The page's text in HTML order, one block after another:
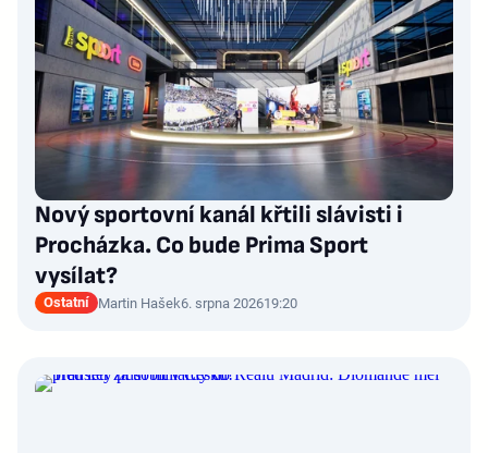
Nový sportovní kanál křtili slávisti i
Procházka. Co bude Prima Sport
vysílat?
Ostatní Martin Hašek6. srpna 202619:20